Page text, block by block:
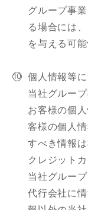
グループ事
る場合には
を与える可
個人情報等
当社グルー
お客様の個
客様の個人
すべき情報
クレジット
当社グルー
代行会社に